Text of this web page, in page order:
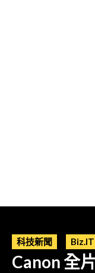
科技新聞 Biz.IT
Canon 全